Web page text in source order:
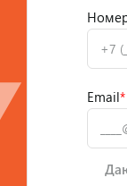
Email*